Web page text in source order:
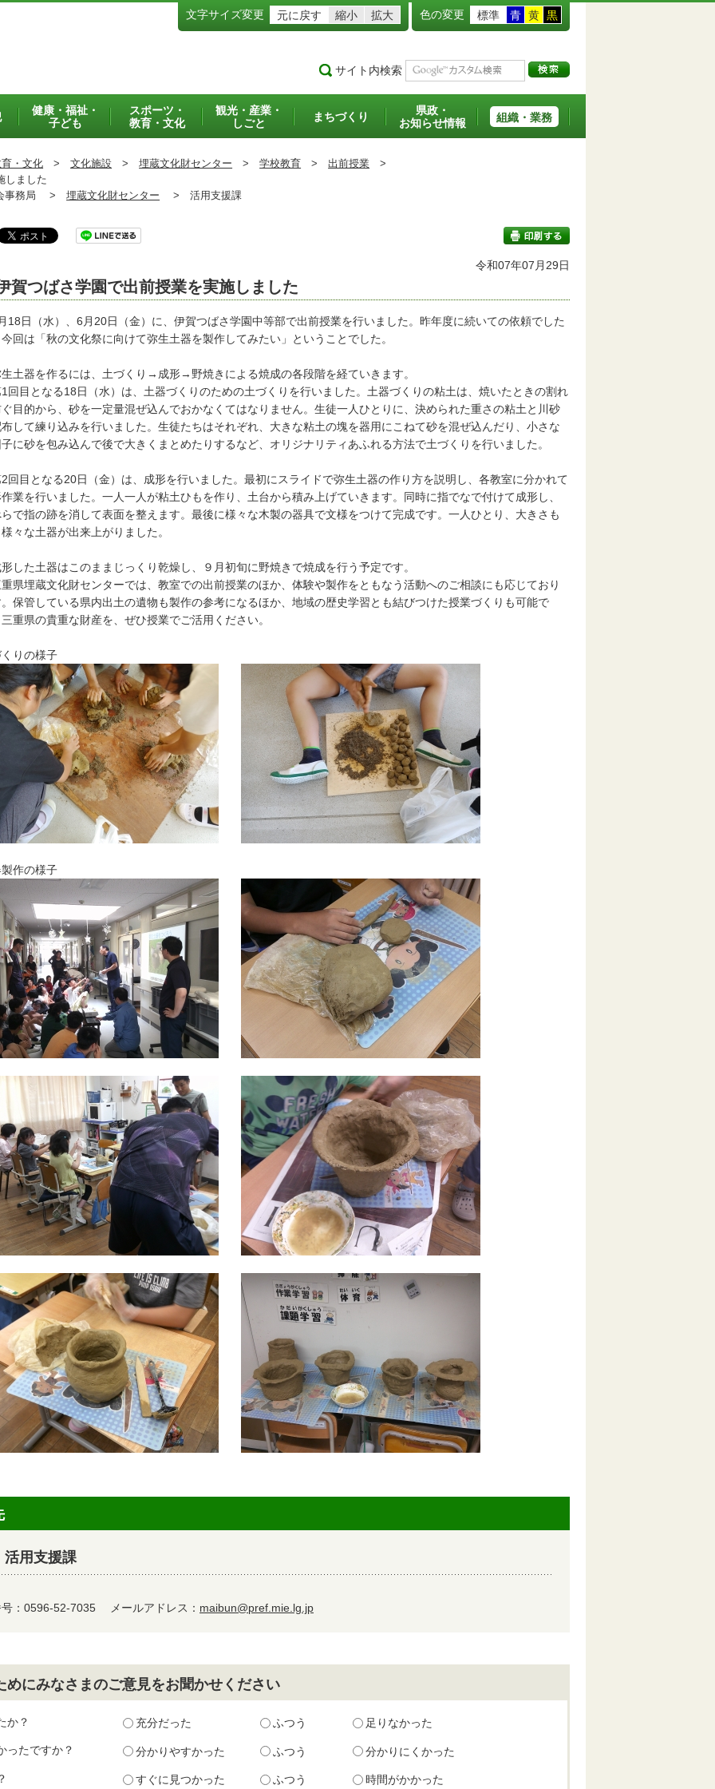
文字サイズ変更 元に戻す 縮小 拡大 色の変更 標準 青 黄 黒
サイト内検索
健康・福祉・
子ども
スポーツ・
教育・文化
観光・産業・
しごと
まちづくり
県政・
お知らせ情報
組織・業務
・文化 > 文化施設 > 埋蔵文化財センター > 学校教育 > 出前授業 >
しました
事務局 >
埋蔵文化財センター > 活用支援課
印刷する
令和07年07月29日
賀つばさ学園で出前授業を実施しました
日（水）、6月20日（金）に、伊賀つばさ学園中等部で出前授業を行いました。昨年度に続いての依頼でした
回は「秋の文化祭に向けて弥生土器を製作してみたい」ということでした。
土器を作るには、土づくり→成形→野焼きによる焼成の各段階を経ていきます。
目となる18日（水）は、土器づくりのための土づくりを行いました。土器づくりの粘土は、焼いたときの割れ
目的から、砂を一定量混ぜ込んでおかなくてはなりません。生徒一人ひとりに、決められた重さの粘土と川砂
して練り込みを行いました。生徒たちはそれぞれ、大きな粘土の塊を器用にこねて砂を混ぜ込んだり、小さな
に砂を包み込んで後で大きくまとめたりするなど、オリジナリティあふれる方法で土づくりを行いました。
目となる20日（金）は、成形を行いました。最初にスライドで弥生土器の作り方を説明し、各教室に分かれて
業を行いました。一人一人が粘土ひもを作り、土台から積み上げていきます。同時に指でなで付けて成形し、
で指の跡を消して表面を整えます。最後に様々な木製の器具で文様をつけて完成です。一人ひとり、大きさも
々な土器が出来上がりました。
た土器はこのままじっくり乾燥し、９月初旬に野焼きで焼成を行う予定です。
埋蔵文化財センターでは、教室での出前授業のほか、体験や製作をともなう活動へのご相談にも応じており
保管している県内出土の遺物も製作の参考になるほか、地域の歴史学習とも結びつけた授業づくりも可能で
重県の貴重な財産を、ぜひ授業でご活用ください。
りの様子
作の様子
用支援課
：0596-52-7035 メールアドレス： maibun@pref.mie.lg.jp
にみなさまのご意見をお聞かせください
か？ 充分だった ふつう 足りなかった
ったですか？ 分かりやすかった ふつう 分かりにくかった
すぐに見つかった ふつう 時間がかかった